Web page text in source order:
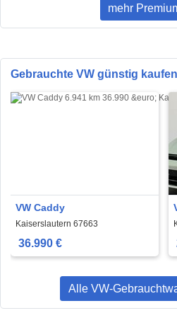
mehr
Gebrauchte VW günstig kaufen
VW Caddy
Kaiserslautern 67663
36.990 €
Alle VW-